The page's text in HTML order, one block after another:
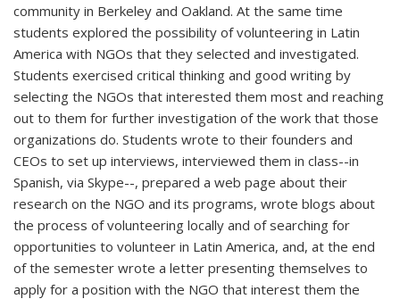
community in Berkeley and Oakland. At the same time
students explored the possibility of volunteering in Latin
America with NGOs that they selected and investigated.
Students exercised critical thinking and good writing by
selecting the NGOs that interested them most and reaching
out to them for further investigation of the work that those
organizations do. Students wrote to their founders and
CEOs to set up interviews, interviewed them in class--in
Spanish, via Skype--, prepared a web page about their
research on the NGO and its programs, wrote blogs about
the process of volunteering locally and of searching for
opportunities to volunteer in Latin America, and, at the end
of the semester wrote a letter presenting themselves to
apply for a position with the NGO that interest them the